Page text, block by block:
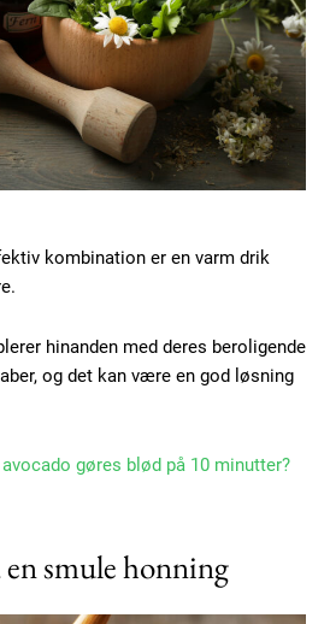
kombination er en varm drik
hinanden med deres beroligende
og det kan være en god løsning
avocado gøres blød på 10 minutter?
smule honning